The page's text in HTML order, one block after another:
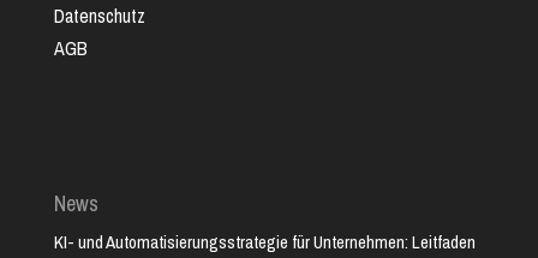
Datenschutz
AGB
News
KI- und Automatisierungsstrategie für Unternehmen: Leitfaden